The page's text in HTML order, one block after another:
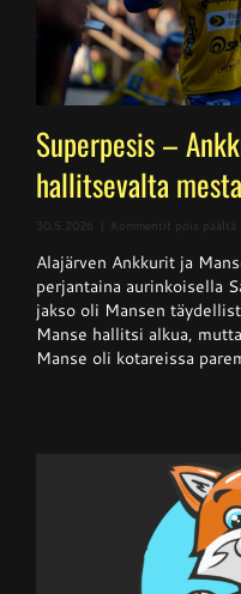
Superpesis –
hallitsevalta
30.5.2026 Kommentit pois päältä
–
Alajärven Ankkurit ja
perjantaina aurinkoisella
jakso oli Mansen
Manse hallitsi alkua,
Manse oli kotareissa